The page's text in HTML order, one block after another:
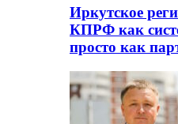
Иркутское
КПРФ как
просто как